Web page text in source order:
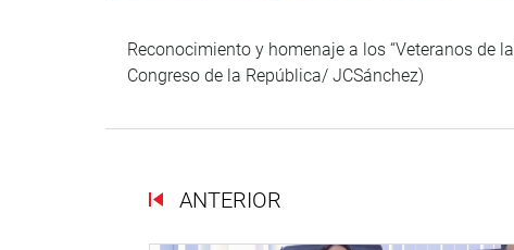
Reconocimiento y homenaje a los “Veteranos de
Congreso de la República/ JCSánchez)
ANTERIOR